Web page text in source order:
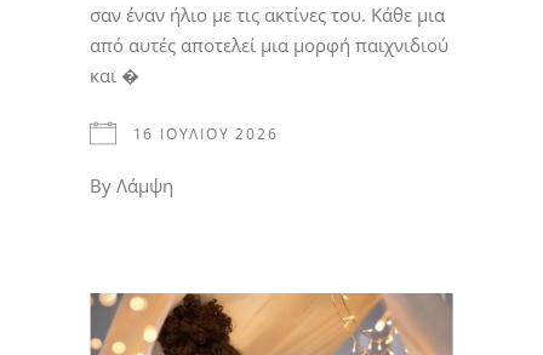
σαν έναν ήλιο με τις ακτίνες του. Κάθε μια
από αυτές αποτελεί μια μορφή παιχνιδιού
και �
16 ΙΟΥΛΊΟΥ 2026
By Λάμψη